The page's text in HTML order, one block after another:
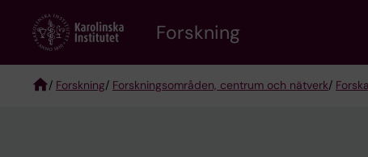
content
Forskning
/ Forskning/ Forskningsområden, centrum och nätverk/